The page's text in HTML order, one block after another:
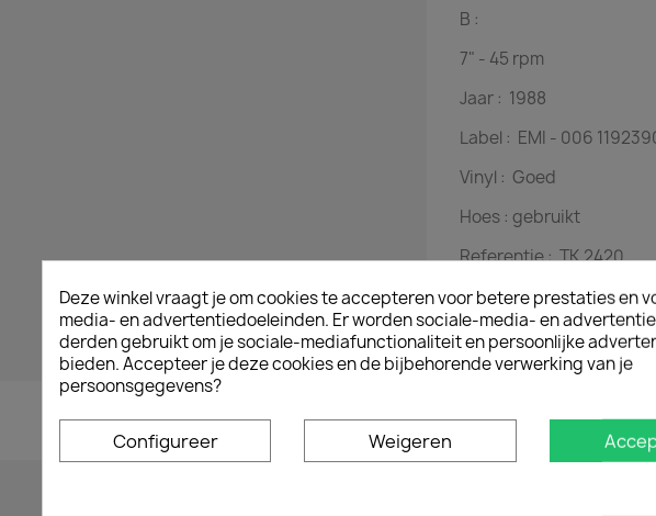
B :
7" - 45 rpm
Jaar : 1988
Label : EMI - 006
Vinyl : Goed
Hoes : gebruikt
Referentie :TK 2420
Geen klantenbeoordelingen op het moment.
Deze winkel vraagt je om cookies te accepteren voor betere prestaties en
media- en advertentiedoeleinden. Er worden sociale-media- en
derden gebruikt om je sociale-mediafunctionaliteit en persoonlijke
bieden. Accepteer je deze cookies en de bijbehorende verwerking van je
persoonsgegevens?
Configureer Weigeren